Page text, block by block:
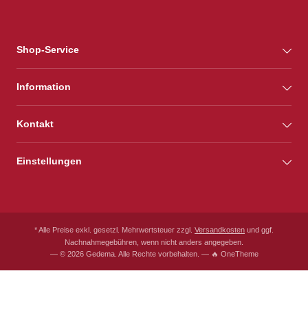
Shop-Service
Information
Kontakt
Einstellungen
* Alle Preise exkl. gesetzl. Mehrwertsteuer zzgl. Versandkosten und ggf.
Nachnahmegebühren, wenn nicht anders angegeben.
— © 2026 Gedema. Alle Rechte vorbehalten. — 🔥 OneTheme